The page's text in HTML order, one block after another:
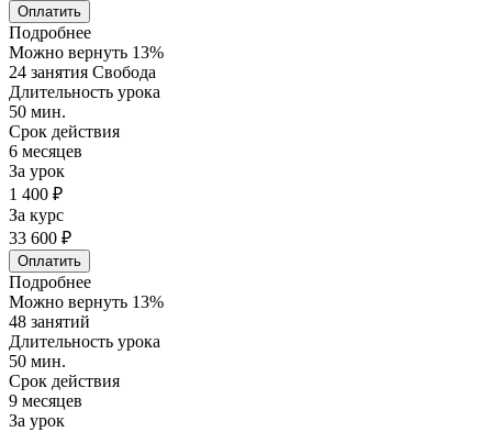
Оплатить
Подробнее
Можно вернуть 13%
24 занятия Свобода
Длительность урока
50 мин.
Срок действия
6 месяцев
За урок
1 400 ₽
За курс
33 600 ₽
Оплатить
Подробнее
Можно вернуть 13%
48 занятий
Длительность урока
50 мин.
Срок действия
9 месяцев
За урок